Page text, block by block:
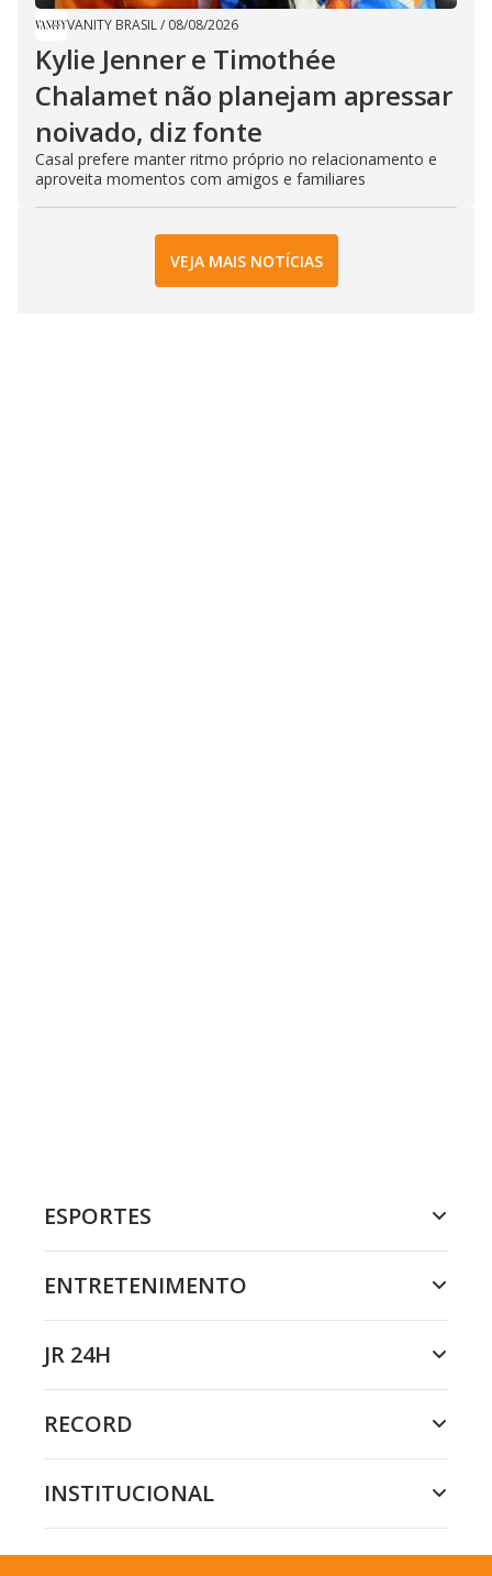
VANITY BRASIL/ 08/08/2026
Kylie Jenner e Timothée
Chalamet não planejam apressar
noivado, diz fonte
Casal prefere manter ritmo próprio no relacionamento e
aproveita momentos com amigos e familiares
VEJA MAIS NOTÍCIAS
ESPORTES
ENTRETENIMENTO
JR 24H
RECORD
INSTITUCIONAL